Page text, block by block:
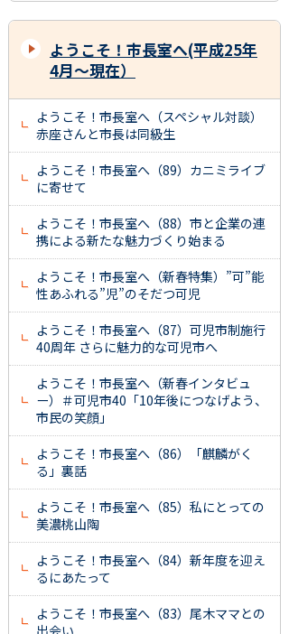
ようこそ！市長室へ(平成25年
4月～現在）
ようこそ！市長室へ（スペシャル対談）
赤座さんと市長は同級生
ようこそ！市長室へ（89）カニミライブ
に寄せて
ようこそ！市長室へ（88）市と企業の連
携による新たな魅力づくり始まる
ようこそ！市長室へ（新春特集）”可”能
性あふれる”児”のそだつ可児
ようこそ！市長室へ（87）可児市制施行
40周年 さらに魅力的な可児市へ
ようこそ！市長室へ（新春インタビュ
ー）＃可児市40「10年後につなげよう、
市民の笑顔」
ようこそ！市長室へ（86）「麒麟がく
る」裏話
ようこそ！市長室へ（85）私にとっての
美濃桃山陶
ようこそ！市長室へ（84）新年度を迎え
るにあたって
ようこそ！市長室へ（83）尾木ママとの